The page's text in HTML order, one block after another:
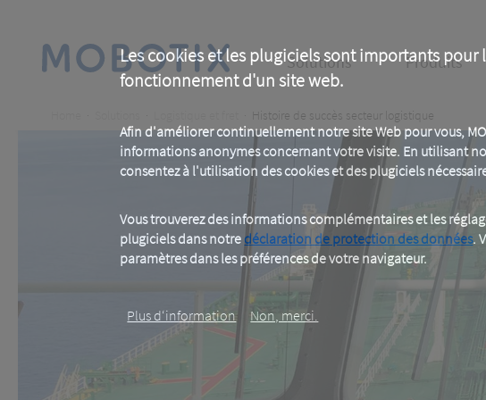
Les cookies et les plugiciels sont importants pour
fonctionnement d'un site web.
Afin d'améliorer continuellement notre site Web pour vous,
informations anonymes concernant votre visite. En utilisant
consentez à l'utilisation des cookies et des plugiciels
Vous trouverez des informations complémentaires et les
plugiciels dans notre déclaration de protection des données.
paramètres dans les préférences de votre navigateur.
Plus d‘information Non, merci.
content
Main
navigation
Solutions Produits
Breadcrumb Histoire de succès secteur logistique